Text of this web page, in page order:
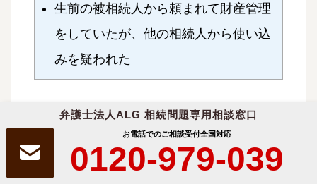
弁護士法人ALG 相続問題専用相談窓口
お電話でのご相談受付全国対応
0120-979-039
生前の被相続人から頼まれて財産管理
をしていたが、他の相続人から使い込
みを疑われた